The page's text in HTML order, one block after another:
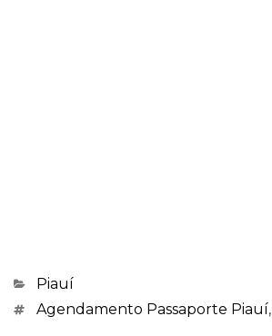
Categorias
Piauí
Marcações
Agendamento Passaporte Piauí,